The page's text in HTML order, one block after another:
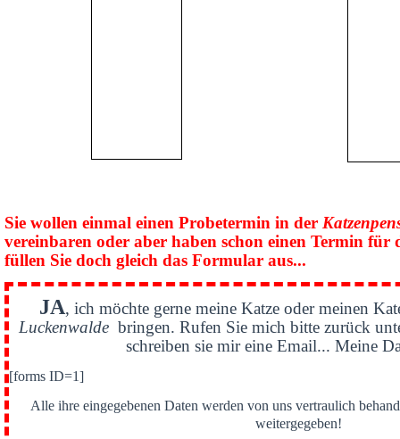
Sie wollen einmal einen Probetermin in der
vereinbaren oder aber haben schon einen Termin für
füllen Sie doch gleich das Formular aus...
JA, ich möchte gerne meine Katze oder meinen
Luckenwaldebringen. Rufen Sie mich bitte zurück
schreiben sie mir eine Email... Meine
[forms ID=1]
Alle ihre eingegebenen Daten werden von uns vertraulich
weitergegeben!